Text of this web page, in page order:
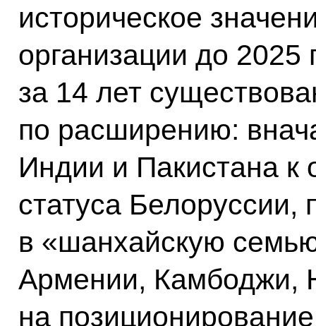
историческое
организации до
за 14 лет
по расширению:
Индии и Пакистана к
статуса Белоруссии,
в «шанхайскую
Армении, Камбоджи,
на